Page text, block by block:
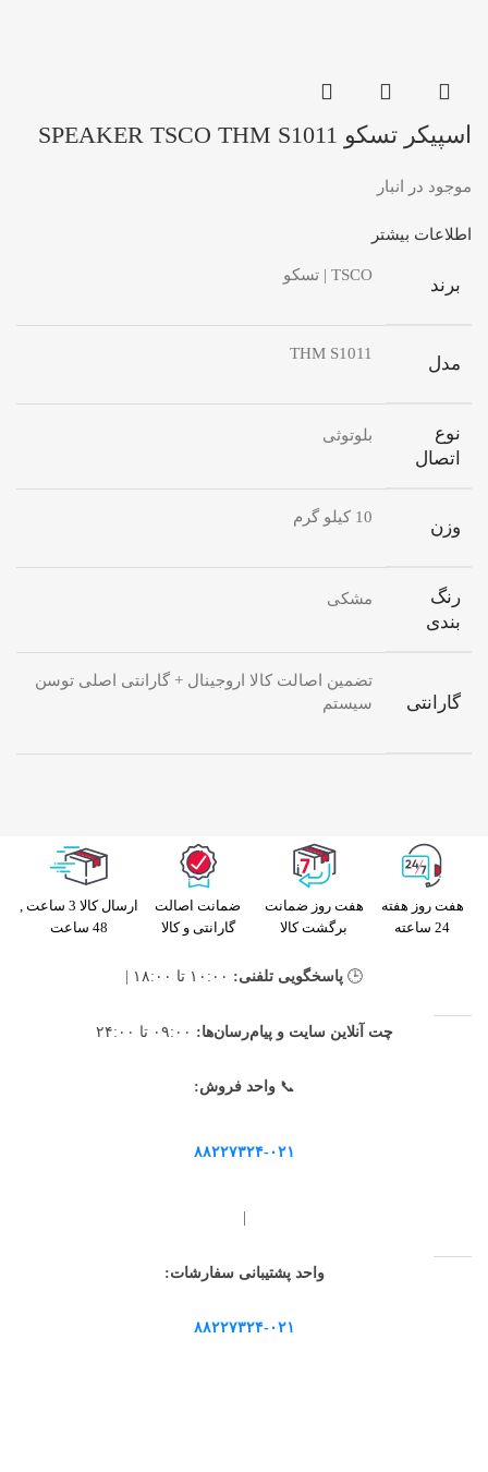
اسپیکر تسکو SPEAKER TSCO THM S1011
موجود در انبار
اطلاعات بیشتر
برند TSCO | تسکو
مدل THM S1011
نوع
اتصال
بلوتوثی
وزن 10 کیلو گرم
رنگ
بندی
مشکی
گارانتی
تضمین اصالت کالا اروجینال + گارانتی اصلی توسن
سیستم
هفت روز هفته
24 ساعته
هفت روز ضمانت
برگشت کالا
ضمانت اصالت
گارانتی و کالا
ارسال کالا 3 ساعت ,
48 ساعت
🕒 پاسخگویی تلفنی:
چت آنلاین سایت و پیام‌رسان‌ها:
📞واحد فروش:
۸۸۲۲۷۳۲۴-۰۲۱
واحد پشتیبانی سفارشات:
۸۸۲۲۷۳۲۴-۰۲۱